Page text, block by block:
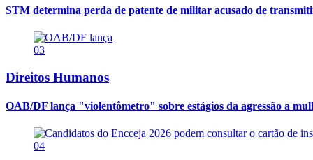
STM determina perda de patente de militar acusado de
03
Direitos Humanos
OAB/DF lança "violentômetro" sobre estágios da agressão a
04